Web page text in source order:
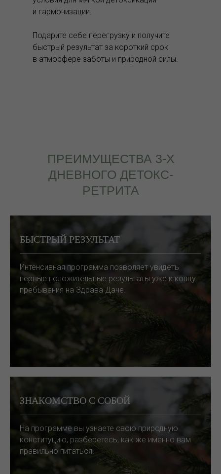
и гармонизации.
Подарите себе перегрузку и получите
быстрый результат за короткий срок
в атмосфере заботы и природной силы.
ПРЕИМУЩЕСТВА 3-Х
ДНЕВНОГО ДЕТОКС-
РЕТРИТА
БЫСТРЫЙ РЕЗУЛЬТАТ
Интенсивная программа позволяет увидеть
первые положительные результаты уже к концу
пребывания на Здрава Даче.
ЗНАКОМСТВО С СОБОЙ
На программе вы узнаете свою природную
конституцию, разберетесь, как же именно вам
правильно питаться.